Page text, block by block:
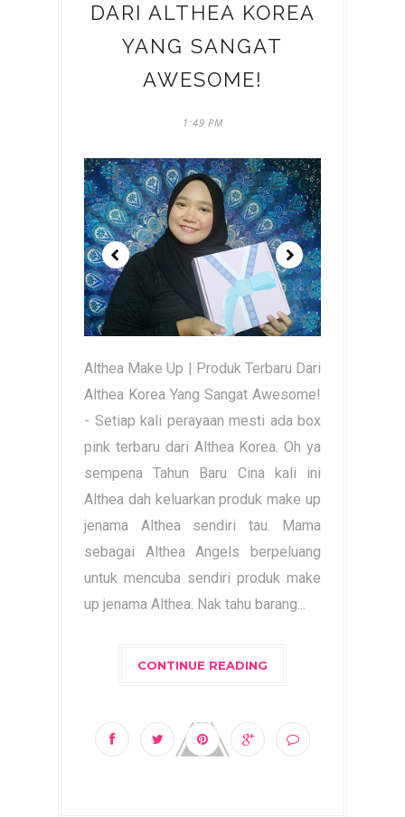
DARI ALTHEA KOREA
YANG SANGAT
AWESOME!
1:49 PM
Althea Make Up | Produk Terbaru Dari
Althea Korea Yang Sangat Awesome!
- Setiap kali perayaan mesti ada box
pink terbaru dari Althea Korea. Oh ya
sempena Tahun Baru Cina kali ini
Althea dah keluarkan produk make up
jenama Althea sendiri tau. Mama
sebagai Althea Angels berpeluang
untuk mencuba sendiri produk make
up jenama Althea. Nak tahu barang...
CONTINUE READING